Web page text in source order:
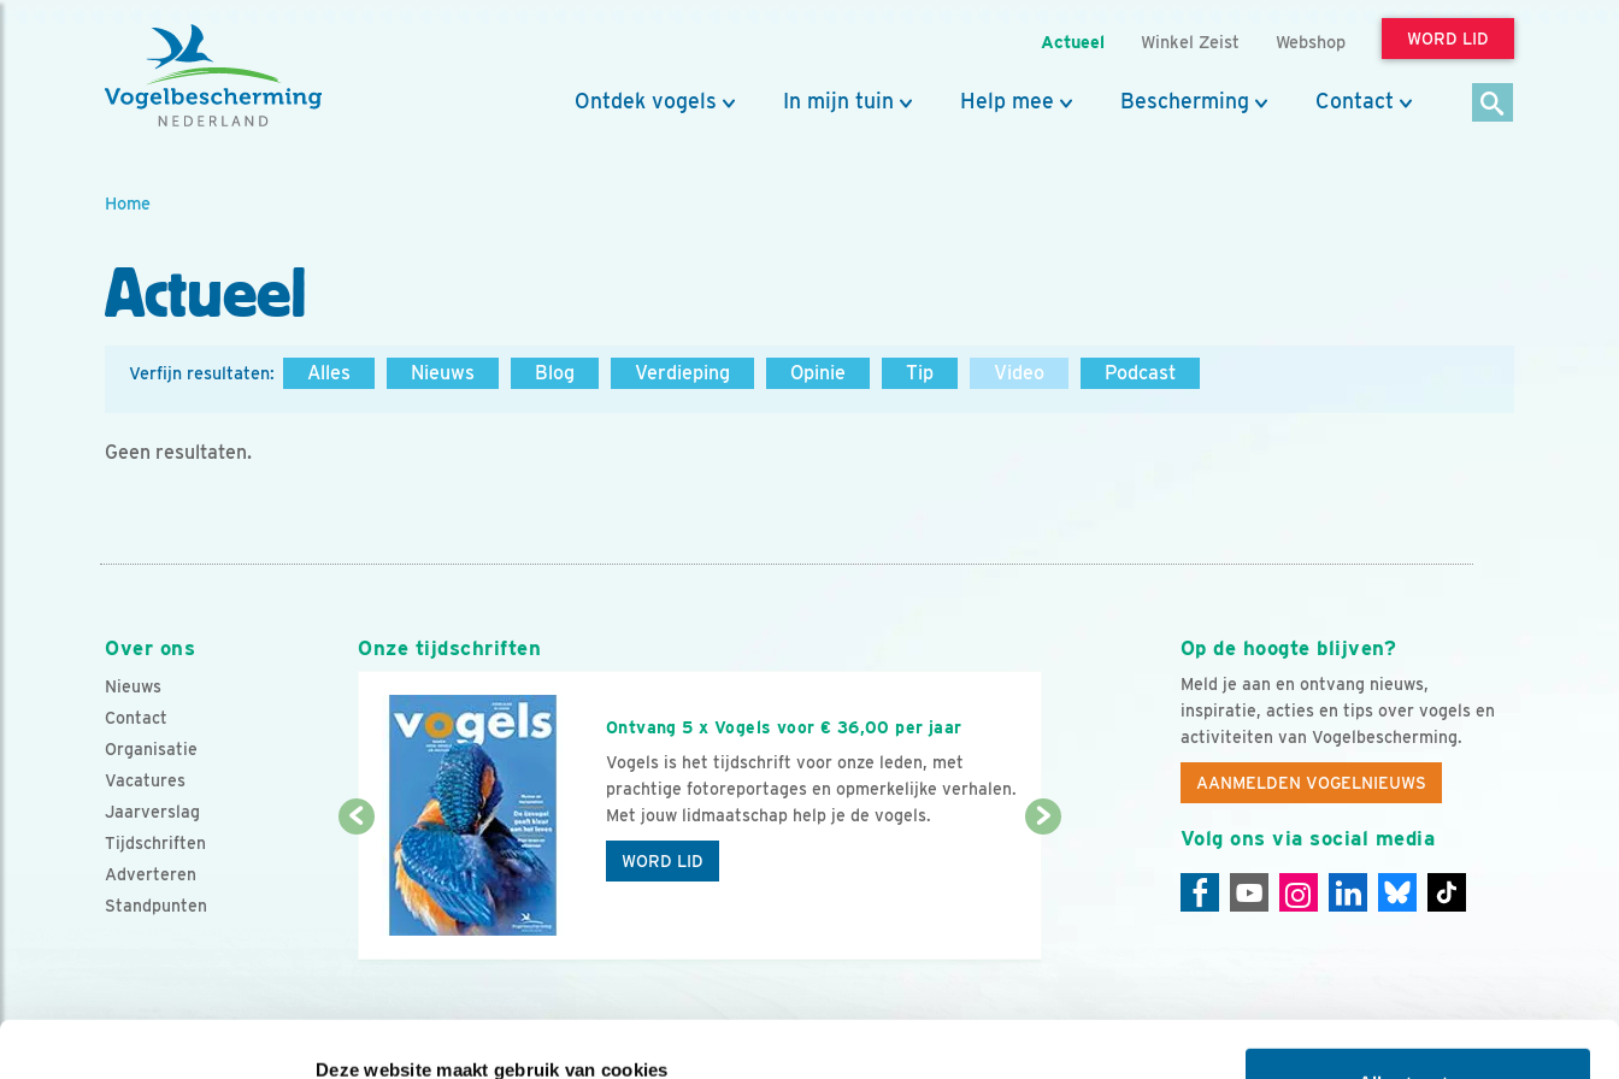
Deze website maakt gebruik van cookies
Actueel Winkel Zeist Webshop WORD LID
Ontdek vogels In mijn tuin Help mee Bescherming Contact
Home
Actueel
Verfijn resultaten: Alles Nieuws Blog Verdieping Opinie Tip Video Podcast
Geen resultaten.
Over ons
Nieuws
Contact
Organisatie
Vacatures
Jaarverslag
Tijdschriften
Adverteren
Standpunten
Op de hoogte blijven?
Meld je aan en ontvang nieuws,
inspiratie, acties en tips over vogels en
activiteiten van Vogelbescherming.
AANMELDEN VOGELNIEUWS
Volg ons via social media
Onze tijdschriften
Ontvang 5 x Vogels voor € 36,00 per jaar
Vogels is het tijdschrift voor onze leden, met
prachtige fotoreportages en opmerkelijke verhalen.
Met jouw lidmaatschap help je de vogels.
WORD LID